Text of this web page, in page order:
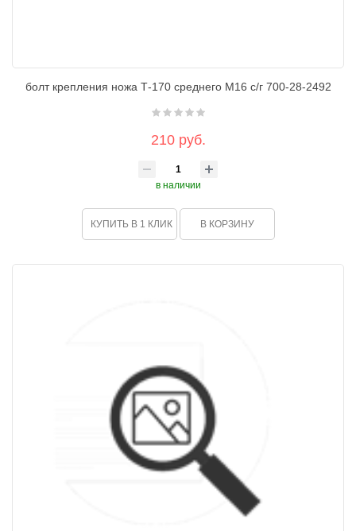
болт крепления ножа Т-170 среднего М16 с/г 700-28-2492
210 руб.
в наличии
КУПИТЬ В 1 КЛИК В КОРЗИНУ